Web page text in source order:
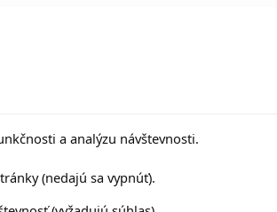
a analýzu návštevnosti.
(nedajú sa vypnúť).